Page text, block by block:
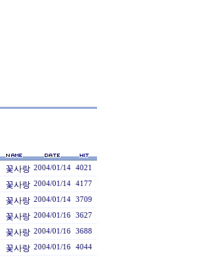
꽃사랑 2004/01/14 4021
꽃사랑 2004/01/14 4177
꽃사랑 2004/01/14 3709
꽃사랑 2004/01/16 3627
꽃사랑 2004/01/16 3688
꽃사랑 2004/01/16 4044